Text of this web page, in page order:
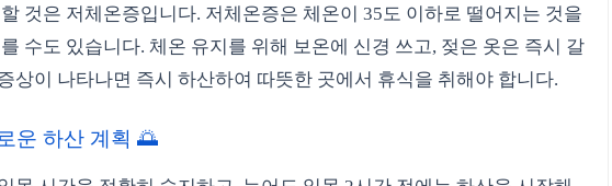
것은 저체온증입니다. 저체온증은 체온이 35도 이하로 떨어지는 것을
수도 있습니다. 체온 유지를 위해 보온에 신경 쓰고, 젖은 옷은 즉시 갈
상이 나타나면 즉시 하산하여 따뜻한 곳에서 휴식을 취해야 합니다.
운 하산 계획 🌅